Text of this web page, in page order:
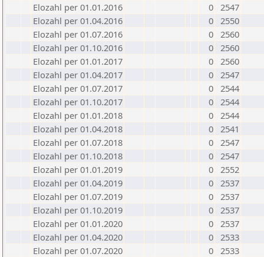
Elozahl per 01.01.2016
0 2547
Elozahl per 01.04.2016
0 2550
Elozahl per 01.07.2016
0 2560
Elozahl per 01.10.2016
0 2560
Elozahl per 01.01.2017
0 2560
Elozahl per 01.04.2017
0 2547
Elozahl per 01.07.2017
0 2544
Elozahl per 01.10.2017
0 2544
Elozahl per 01.01.2018
0 2544
Elozahl per 01.04.2018
0 2541
Elozahl per 01.07.2018
0 2547
Elozahl per 01.10.2018
0 2547
Elozahl per 01.01.2019
0 2552
Elozahl per 01.04.2019
0 2537
Elozahl per 01.07.2019
0 2537
Elozahl per 01.10.2019
0 2537
Elozahl per 01.01.2020
0 2537
Elozahl per 01.04.2020
0 2533
Elozahl per 01.07.2020
0 2533